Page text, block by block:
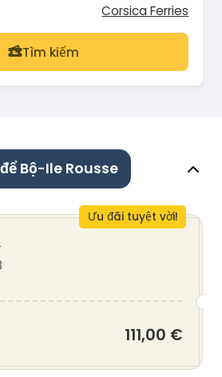
Corsica Ferries
Tìm kiếm
Bộ-Ile Rousse
Ưu đãi tuyệt vời!
111,00 €